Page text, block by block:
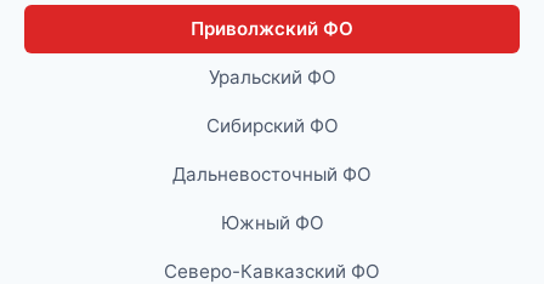
Приволжский ФО
Уральский ФО
Сибирский ФО
Дальневосточный ФО
Южный ФО
Северо-Кавказский ФО